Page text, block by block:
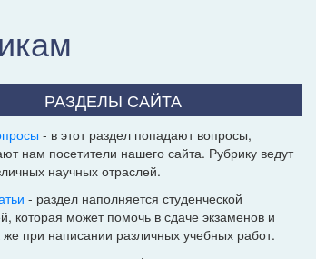
РАЗДЕЛЫ САЙТА
- в этот раздел попадают вопросы,
нам посетители нашего сайта. Рубрику ведут
научных отраслей.
- раздел наполняется студенческой
которая может помочь в сдаче экзаменов и
же при написании различных учебных работ.